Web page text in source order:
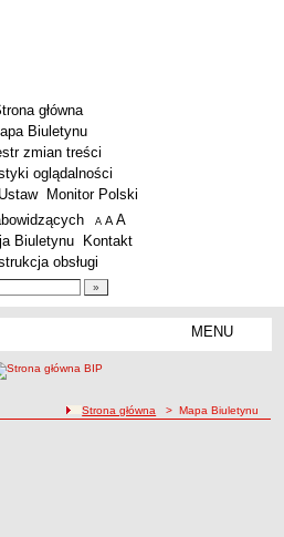
główna
Biuletynu
zmian treści
oglądalności
Monitor Polski
A pomniejsz czcionkę
A standardowy rozmiar czcionki
A
Biuletynu
Kontakt
obsługi
MENU
ścieżka nawigacji
Strona główna > Mapa Biuletynu